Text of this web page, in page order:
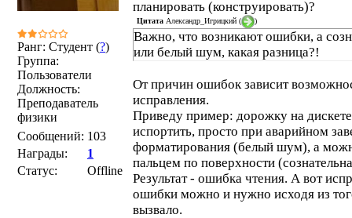
Ранг: Студент (?)
Группа:
Пользователи
Должность:
Преподаватель
физики
Сообщений: 103
Награды:
1
Статус:
Offline
планировать (конструировать)?
Цитата Александр_Игрицкий ( )
Важно, что возникают ошибки, а
или белый шум, какая разница?!
От причин ошибок зависит
исправления.
Приведу пример: дорожку на
испортить, просто при аварийном
форматирования (белый шум), а
пальцем по поверхности
Результат - ошибка чтения. А вот
ошибки можно и нужно исходя из
вызвало.